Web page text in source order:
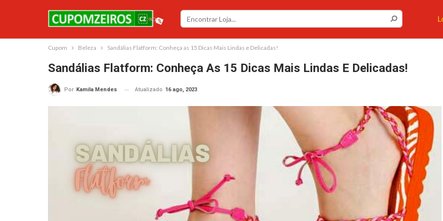
Você gostaria de ser avisado sempre que tivermos
cupons ou cashback incríveis?
Cupom Beleza Sandálias Flatform: Conheça as 15 Dicas Mais Lindas e Delicadas!
Sandálias Flatform: Conheça As 15 Dicas Mais Lindas E Delicadas!
Por Kamila Mendes Atualizado 16 ago, 2023